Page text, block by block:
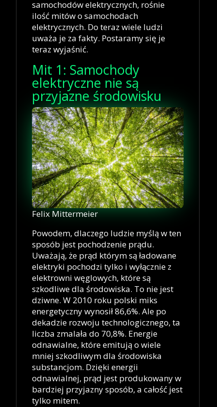
samochodów elektrycznych, rośnie
ilość mitów o samochodach
elektrycznych. Do teraz wiele ludzi
uważa je za fakty. Postaramy się je
teraz wyjaśnić.
Mit 1: Samochody
elektryczne nie są
przyjazne środowisku
Felix Mittermeier
Powodem, dlaczego ludzie myślą w ten
sposób jest pochodzenie prądu.
Uważają, że prąd którym są ładowane
elektryki pochodzi tylko i wyłącznie z
elektrowni węglowych, które są
szkodliwe dla środowiska. To nie jest
dziwne. W 2010 roku polski miks
energetyczny wynosił 86,6%. Ale po
dekadzie rozwoju technologicznego, ta
liczba zmalała do 70,8%. Energie
odnawialne, które emitują o wiele
mniej szkodliwym dla środowiska
substancjom. Dzięki energii
odnawialnej, prąd jest produkowany w
bardziej przyjazny sposób, a całość jest
tylko mitem.